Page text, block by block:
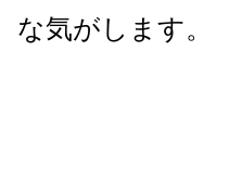
な気がします。